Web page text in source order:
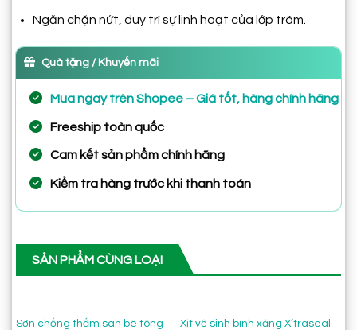
Ngăn chặn nứt, duy trì sự linh hoạt của lớp trám.
Quà tặng / Khuyến mãi
Mua ngay trên Shopee – Giá tốt, hàng chính hãng
Freeship toàn quốc
Cam kết sản phẩm chính hãng
Kiểm tra hàng trước khi thanh toán
SẢN PHẨM CÙNG LOẠI
Sơn chống thấm sàn bê tông
Xịt vệ sinh bình xăng X’traseal